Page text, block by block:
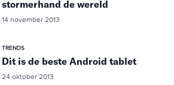
stormerhand de wereld
14 november 2013
TRENDS
Dit is de beste Android tablet
24 oktober 2013